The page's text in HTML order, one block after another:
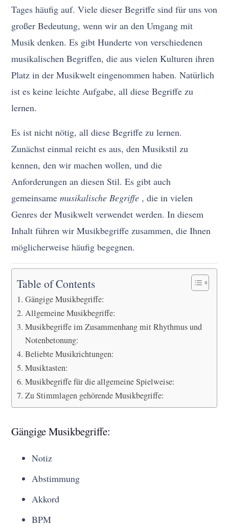
Tages häufig auf. Viele dieser Begriffe sind für uns von
großer Bedeutung, wenn wir an den Umgang mit
Musik denken. Es gibt Hunderte von verschiedenen
musikalischen Begriffen, die aus vielen Kulturen ihren
Platz in der Musikwelt eingenommen haben. Natürlich
ist es keine leichte Aufgabe, all diese Begriffe zu
lernen.
Es ist nicht nötig, all diese Begriffe zu lernen.
Zunächst einmal reicht es aus, den Musikstil zu
kennen, den wir machen wollen, und die
Anforderungen an diesen Stil. Es gibt auch
gemeinsamemusikalische Begriffe , die in vielen
Genres der Musikwelt verwendet werden. In diesem
Inhalt führen wir Musikbegriffe zusammen, die Ihnen
möglicherweise häufig begegnen.
Table of Contents
Gängige Musikbegriffe:
Allgemeine Musikbegriffe:
Musikbegriffe im Zusammenhang mit Rhythmus und
Notenbetonung:
Beliebte Musikrichtungen:
Musiktasten:
Musikbegriffe für die allgemeine Spielweise:
Zu Stimmlagen gehörende Musikbegriffe:
Gängige Musikbegriffe:
Notiz
Abstimmung
Akkord
BPM